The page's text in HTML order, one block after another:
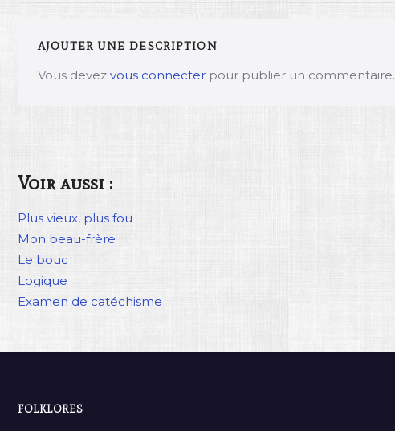
AJOUTER UNE DESCRIPTION
Vous devez vous connecter pour publier un commentaire.
Voir aussi :
Plus vieux, plus fou
Mon beau-frère
Le bouc
Logique
Examen de catéchisme
FOLKLORES